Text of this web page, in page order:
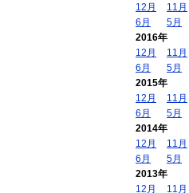
12月
11月
6月
5月
2016年
12月
11月
6月
5月
2015年
12月
11月
6月
5月
2014年
12月
11月
6月
5月
2013年
12月
11月